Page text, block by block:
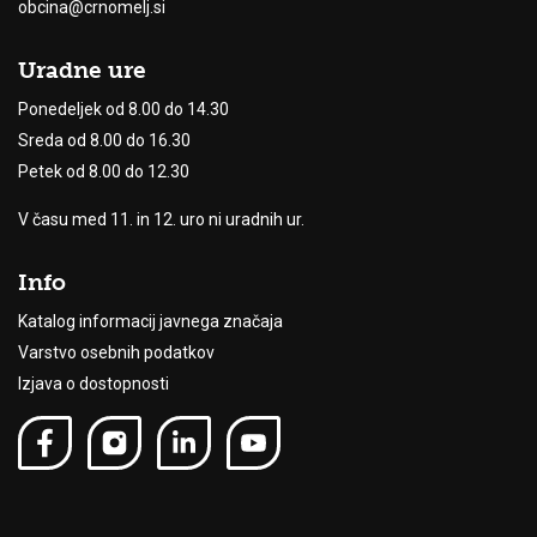
obcina@crnomelj.si
Uradne ure
Ponedeljek od 8.00 do 14.30
Sreda od 8.00 do 16.30
Petek od 8.00 do 12.30
V času med 11. in 12. uro ni uradnih ur.
Info
Katalog informacij javnega značaja
Varstvo osebnih podatkov
Izjava o dostopnosti